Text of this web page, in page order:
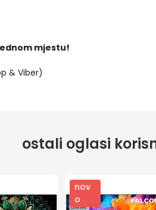
mjestu!
& Viber)
ostali oglasi
nov
o